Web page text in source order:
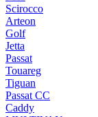
Scirocco
Arteon
Golf
Jetta
Passat
Touareg
Tiguan
Passat CC
Caddy